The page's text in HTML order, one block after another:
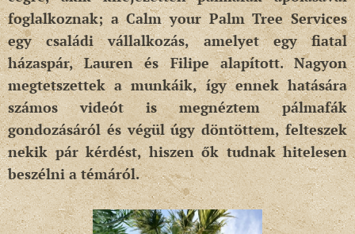
foglalkoznak; a Calm your Palm Tree Services
egy családi vállalkozás, amelyet egy fiatal
házaspár, Lauren és Filipe alapított. Nagyon
megtetszettek a munkáik, így ennek hatására
számos videót is megnéztem pálmafák
gondozásáról és végül úgy döntöttem, felteszek
nekik pár kérdést, hiszen ők tudnak hitelesen
beszélni a témáról.